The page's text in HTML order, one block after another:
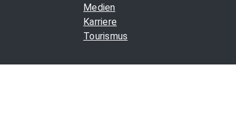
Medien
Karriere
Tourismus